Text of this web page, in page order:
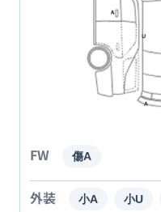
FW 傷A
外装 小A 小U